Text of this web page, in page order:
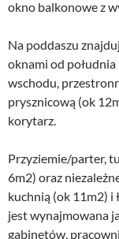
okno balkonowe z
Na poddaszu
oknami od południa
wschodu,
prysznicową (ok
korytarz.
Przyziemie/parter,
6m2) oraz
kuchnią (ok 11m2) i
jest wynajmowana
gabinetów,